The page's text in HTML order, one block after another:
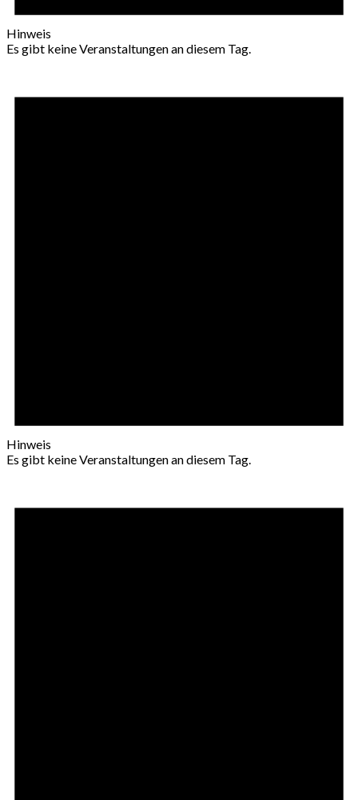
Hinweis
Es gibt keine Veranstaltungen an diesem Tag.
Hinweis
Es gibt keine Veranstaltungen an diesem Tag.